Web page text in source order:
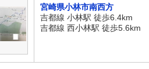
宮崎県小林市南西方
吉都線 小林駅 徒歩6.4km
吉都線 西小林駅 徒歩5.6km